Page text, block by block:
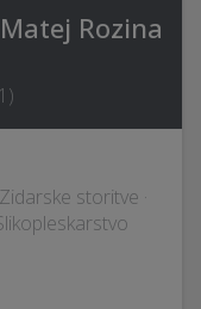
Rozina
1 )
storitve ·